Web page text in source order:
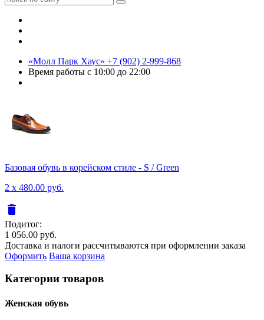
«Молл Парк Хаус» +7 (902) 2-999-868
Время работы с 10:00 до 22:00
Базовая обувь в корейском стиле - S / Green
2 x 480.00 руб.
delete
Подитог:
1 056.00 руб.
Доставка и налоги рассчитываются при оформлении заказа
Оформить Ваша корзина
Категории товаров
Женcкая обувь